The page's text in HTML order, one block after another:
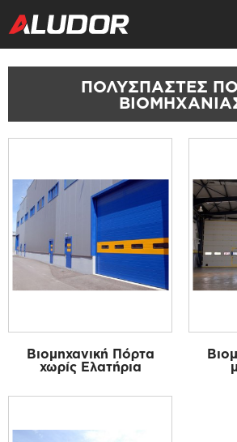
ΠΟΛΥΣΠΑΣΤΕΣ
Βιομηχανική Πόρτα
χωρίς Ελατήρια